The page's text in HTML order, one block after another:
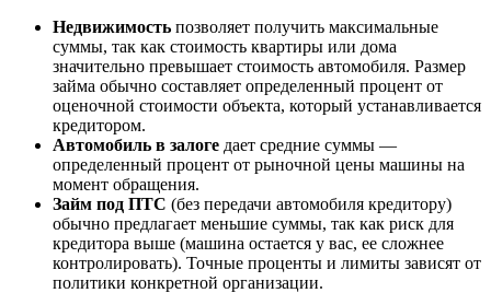
Недвижимость позволяет получить максимальные
суммы, так как стоимость квартиры или дома
значительно превышает стоимость автомобиля. Размер
займа обычно составляет определенный процент от
оценочной стоимости объекта, который устанавливается
кредитором.
Автомобиль в залоге дает средние суммы —
определенный процент от рыночной цены машины на
момент обращения.
Займ под ПТС (без передачи автомобиля кредитору)
обычно предлагает меньшие суммы, так как риск для
кредитора выше (машина остается у вас, ее сложнее
контролировать). Точные проценты и лимиты зависят от
политики конкретной организации.